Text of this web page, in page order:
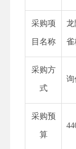
采购项
目名称
龙
雀
采购方
式
询
采购预
算